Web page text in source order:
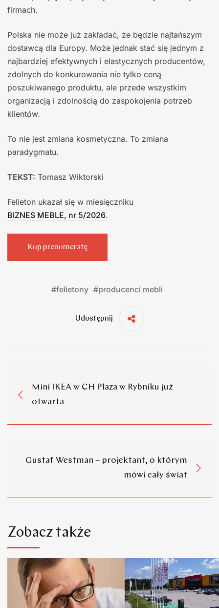
firmach.
Polska nie może już zakładać, że będzie najtańszym
dostawcą dla Europy. Może jednak stać się jednym z
najbardziej efektywnych i elastycznych producentów,
zdolnych do konkurowania nie tylko ceną
poszukiwanego produktu, ale przede wszystkim
organizacją i zdolnością do zaspokojenia potrzeb
klientów.
To nie jest zmiana kosmetyczna. To zmiana
paradygmatu.
TEKST: Tomasz Wiktorski
Felieton ukazał się w miesięczniku
BIZNES MEBLE, nr 5/2026.
Kup prenumeratę
#felietony #producenci mebli
Udostępnij
Mini IKEA w CH Plaza w Rybniku już
otwarta
Gustaf Westman – projektant, o którym
mówi cały świat
Zobacz także